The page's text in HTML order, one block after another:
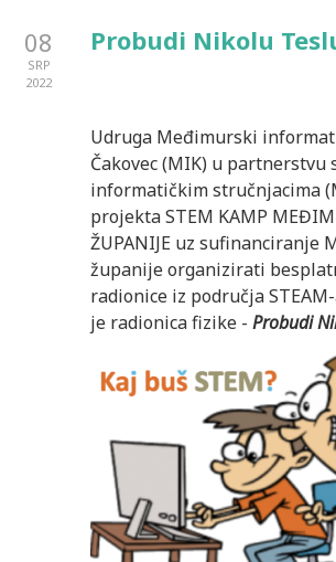
08
SRP
2022
Probudi Nikolu
Udruga Međimurski
Čakovec (MIK) u partnerstvu
informatičkim stručnjacima
projekta STEM KAMP
ŽUPANIJE uz sufinanciranje
županije organizirati
radionice iz područja
je radionica fizike -Probudi